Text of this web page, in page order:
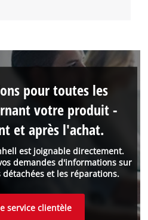
est joignable directement.
demandes d'informations sur
et les réparations.
pour toutes les
votre produit -
et après l'achat.
service clientèle